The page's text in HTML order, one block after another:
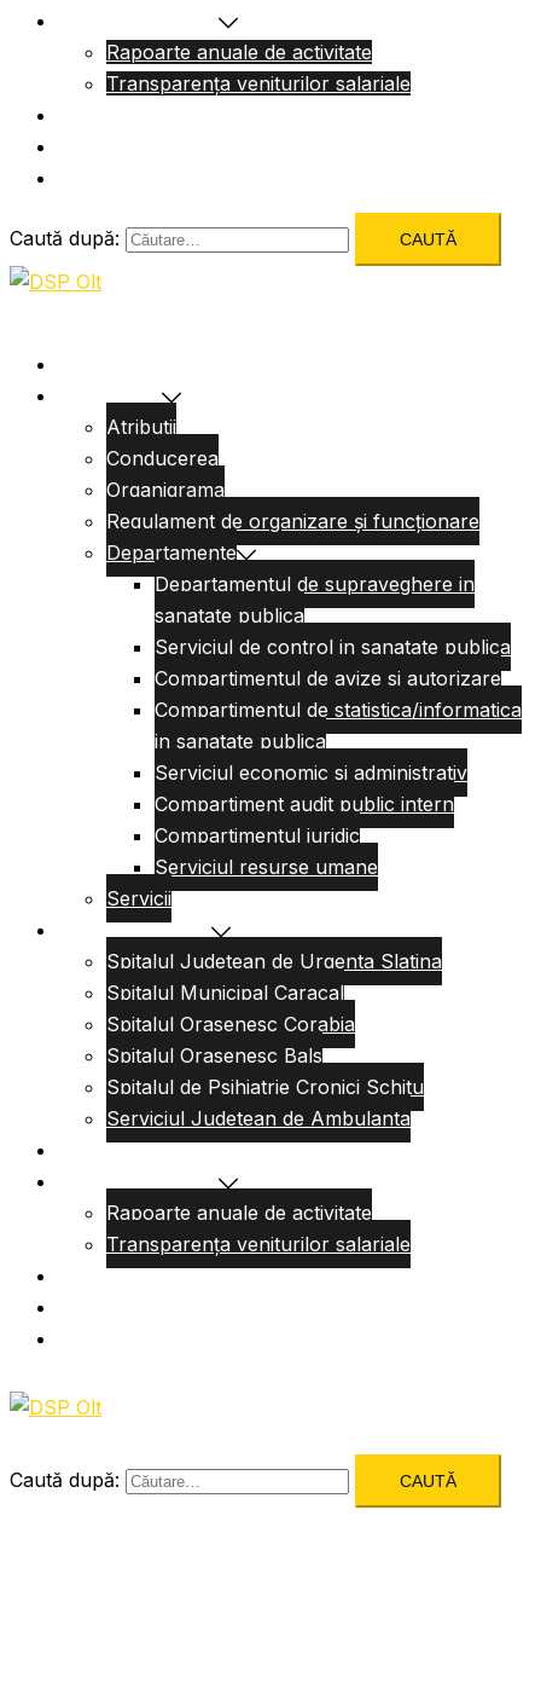
Rapoarte anuale de activitate
Transparența veniturilor salariale
Caută după:
Atributii
Conducerea
Organigrama
Regulament de organizare și funcționare
Departamente
Departamentul de supraveghere in
sanatate publica
Serviciul de control in sanatate publica
Compartimentul de avize si autorizare
Compartimentul de statistica/informatica
in sanatate publica
Serviciul economic si administrativ
Compartiment audit public intern
Compartimentul juridic
Serviciul resurse umane
Servicii
Reteaua sanitara
Spitalul Judetean de Urgenta Slatina
Spitalul Municipal Caracal
Spitalul Orasenesc Corabia
Spitalul Orasenesc Bals
Spitalul de Psihiatrie Cronici Schitu
Serviciul Judetean de Ambulanta
Centre de permanenta
Rapoarte anuale de activitate
Transparența veniturilor salariale
Informatii utile
Caută după: